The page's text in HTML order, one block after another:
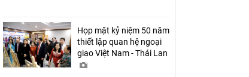
Họp mặt kỷ niệm 50 năm
thiết lập quan hệ ngoại
giao Việt Nam - Thái Lan